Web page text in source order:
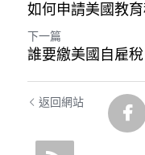
如何申請美國教
下一篇
誰要繳美國自雇
返回網站